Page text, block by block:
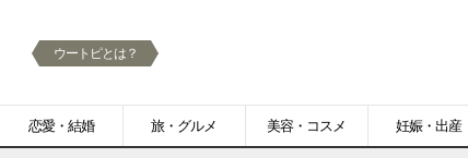
恋愛・結婚 旅・グルメ 美容・コスメ 妊娠・出産
ウートピとは？